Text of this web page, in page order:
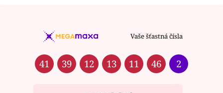
Vaše šťastná čísla
41 39 12 13 11 46 2